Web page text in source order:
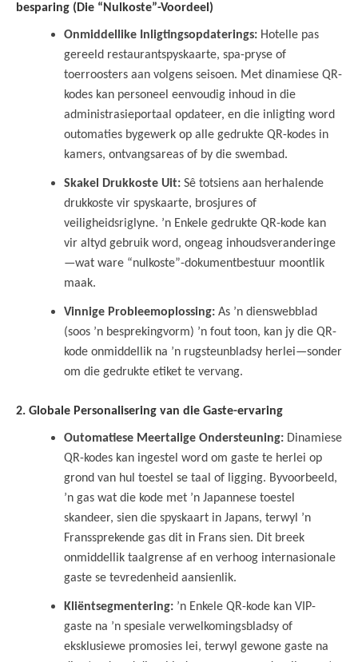
besparing (Die “Nulkoste”-Voordeel)
Onmiddellike Inligtingsopdaterings: Hotelle pas
gereeld restaurantspyskaarte, spa-pryse of
toerroosters aan volgens seisoen. Met dinamiese QR-
kodes kan personeel eenvoudig inhoud in die
administrasieportaal opdateer, en die inligting word
outomaties bygewerk op alle gedrukte QR-kodes in
kamers, ontvangsareas of by die swembad.
Skakel Drukkoste Uit: Sê totsiens aan herhalende
drukkoste vir spyskaarte, brosjures of
veiligheidsriglyne. ’n Enkele gedrukte QR-kode kan
vir altyd gebruik word, ongeag inhoudsveranderinge
—wat ware “nulkoste”-dokumentbestuur moontlik
maak.
Vinnige Probleemoplossing: As ’n dienswebblad
(soos ’n besprekingvorm) ’n fout toon, kan jy die QR-
kode onmiddellik na ’n rugsteunbladsy herlei—sonder
om die gedrukte etiket te vervang.
2. Globale Personalisering van die Gaste-ervaring
Outomatiese Meertalige Ondersteuning: Dinamiese
QR-kodes kan ingestel word om gaste te herlei op
grond van hul toestel se taal of ligging. Byvoorbeeld,
’n gas wat die kode met ’n Japannese toestel
skandeer, sien die spyskaart in Japans, terwyl ’n
Franssprekende gas dit in Frans sien. Dit breek
onmiddellik taalgrense af en verhoog internasionale
gaste se tevredenheid aansienlik.
Kliëntsegmentering: ’n Enkele QR-kode kan VIP-
gaste na ’n spesiale verwelkomingsbladsy of
eksklusiewe promosies lei, terwyl gewone gaste na